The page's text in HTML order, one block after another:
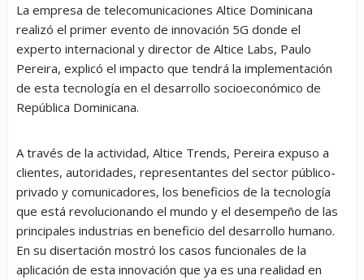
La empresa de telecomunicaciones Altice Dominicana
realizó el primer evento de innovación 5G donde el
experto internacional y director de Altice Labs, Paulo
Pereira, explicó el impacto que tendrá la implementación
de esta tecnología en el desarrollo socioeconómico de
República Dominicana.
A través de la actividad, Altice Trends, Pereira expuso a
clientes, autoridades, representantes del sector público-
privado y comunicadores, los beneficios de la tecnología
que está revolucionando el mundo y el desempeño de las
principales industrias en beneficio del desarrollo humano.
En su disertación mostró los casos funcionales de la
aplicación de esta innovación que ya es una realidad en